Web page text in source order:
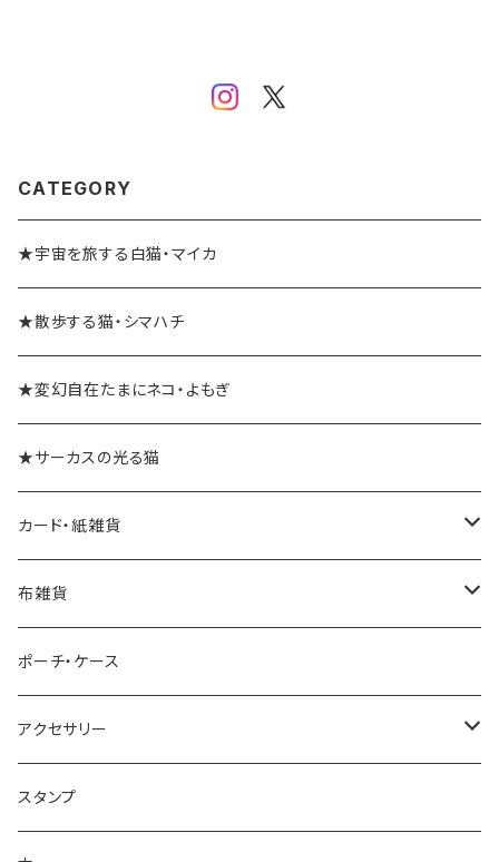
CATEGORY
★宇宙を旅する白猫・マイカ
★散歩する猫・シマハチ
★変幻自在たまにネコ・よもぎ
★サーカスの光る猫
カード・紙雑貨
ポストカード
レターセット・便箋
ノート・メモ帳
ラッピングペーパー
布雑貨
手ぬぐい
手ぬぐいハンカチ
クリーナークロス
ポーチ・ケース
アクセサリー
ネックレス
スタンプ